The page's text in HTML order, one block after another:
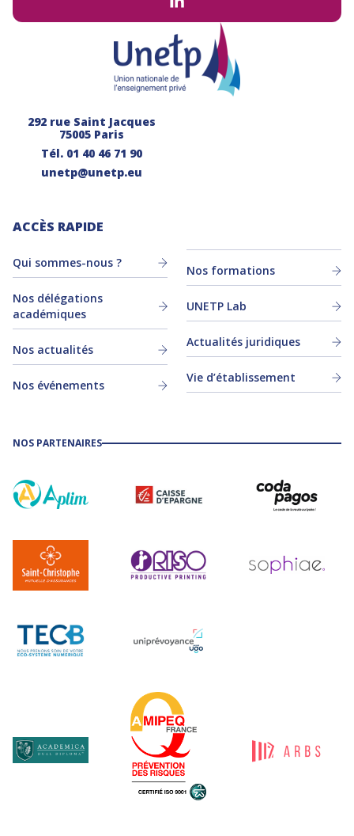
292 rue Saint Jacques
75005 Paris
Tél. 01 40 46 71 90
unetp@unetp.eu
ACCÈS RAPIDE
Qui sommes-nous ?
Nos délégations
académiques
Nos actualités
Nos événements
Nos formations
UNETP Lab
Actualités juridiques
Vie d’établissement
NOS PARTENAIRES